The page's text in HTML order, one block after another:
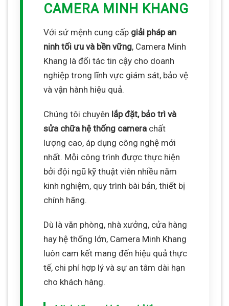
CAMERA MINH KHANG
Với sứ mệnh cung cấp giải pháp an
ninh tối ưu và bền vững, Camera Minh
Khang là đối tác tin cậy cho doanh
nghiệp trong lĩnh vực giám sát, bảo vệ
và vận hành hiệu quả.
Chúng tôi chuyên lắp đặt, bảo trì và
sửa chữa hệ thống camera chất
lượng cao, áp dụng công nghệ mới
nhất. Mỗi công trình được thực hiện
bởi đội ngũ kỹ thuật viên nhiều năm
kinh nghiệm, quy trình bài bản, thiết bị
chính hãng.
Dù là văn phòng, nhà xưởng, cửa hàng
hay hệ thống lớn, Camera Minh Khang
luôn cam kết mang đến hiệu quả thực
tế, chi phí hợp lý và sự an tâm dài hạn
cho khách hàng.